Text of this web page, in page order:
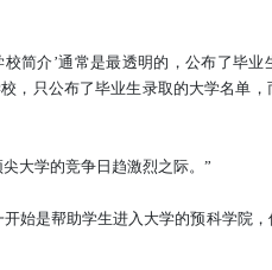
简介’通常是最透明的，公布了毕
，只公布了毕业生录取的大学名单
大学的竞争日趋激烈之际。”
始是帮助学生进入大学的预科学院